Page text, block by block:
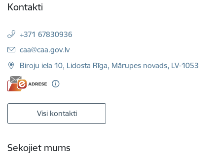
Kontakti
+371 67830936
E-pasts:
caa@caa.gov.lv
Biroju iela 10, Lidosta Rīga, Mārupes novads, LV-1053
Visi kontakti
Sekojiet mums